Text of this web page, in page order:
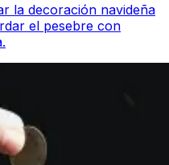
la decoración navideña
el pesebre con